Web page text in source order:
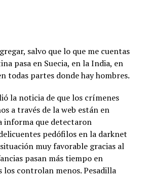
salvo que lo que me cuentas
pasa en Suecia, en la India, en
todas partes donde hay hombres.
la noticia de que los crímenes
a través de la web están en
informa que detectaron
pedófilos en la darknet
muy favorable gracias al
pasan más tiempo en
controlan menos. Pesadilla